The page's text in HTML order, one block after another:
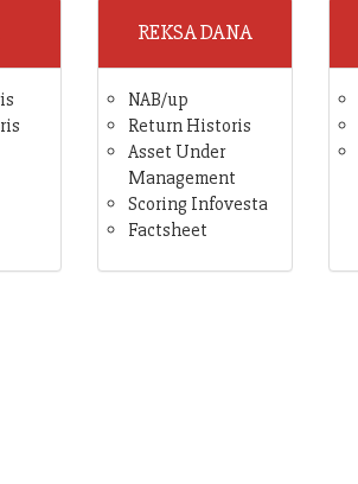
REKSA DANA
NAB/up
Return Historis
Asset Under
Management
Scoring Infovesta
Factsheet